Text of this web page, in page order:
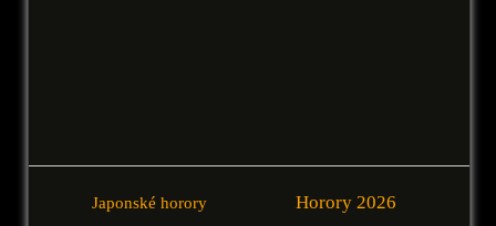
Japonské horory
Horory 2026